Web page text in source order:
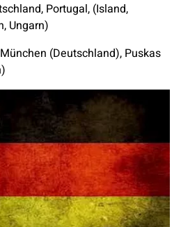
Portugal, (Island,
Ungarn)
(Deutschland), Puskas